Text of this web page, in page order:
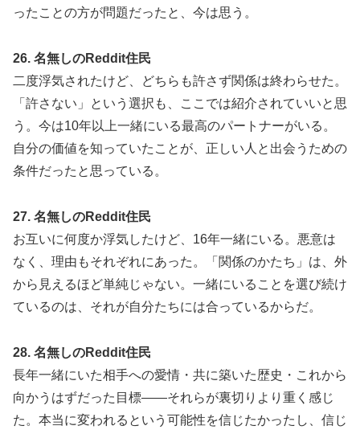
ったことの方が問題だったと、今は思う。
26. 名無しのReddit住民
二度浮気されたけど、どちらも許さず関係は終わらせた。
「許さない」という選択も、ここでは紹介されていいと思
う。今は10年以上一緒にいる最高のパートナーがいる。
自分の価値を知っていたことが、正しい人と出会うための
条件だったと思っている。
27. 名無しのReddit住民
お互いに何度か浮気したけど、16年一緒にいる。悪意は
なく、理由もそれぞれにあった。「関係のかたち」は、外
から見えるほど単純じゃない。一緒にいることを選び続け
ているのは、それが自分たちには合っているからだ。
28. 名無しのReddit住民
長年一緒にいた相手への愛情・共に築いた歴史・これから
向かうはずだった目標——それらが裏切りより重く感じ
た。本当に変われるという可能性を信じたかったし、信じ